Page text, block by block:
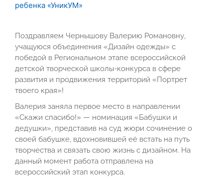
ребенка «УникУМ»
Поздравляем Чернышову Валерию Романовну,
учащуюся объединения «Дизайн одежды» с
победой в Региональном этапе всероссийской
детской творческой школы-конкурса в сфере
развития и продвижения территорий «Портрет
твоего края»!
Валерия заняла первое место в направлении
«Скажи спасибо!» — номинация «Бабушки и
дедушки», представив на суд жюри сочинение о
своей бабушке, вдохновившей её встать на путь
творчества и связать свою жизнь с дизайном. На
данный момент работа отправлена на
всероссийский этап конкурса.